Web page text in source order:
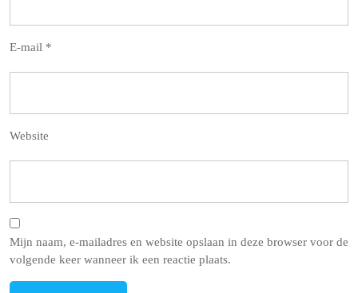
E-mail *
Website
Mijn naam, e-mailadres en website opslaan in deze browser voor de
volgende keer wanneer ik een reactie plaats.